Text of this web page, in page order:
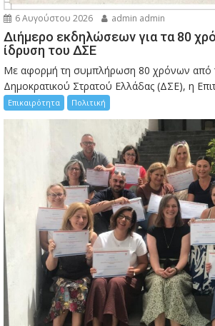
6 Αυγούστου 2026 admin admin
Διήμερο εκδηλώσεων για τα 80
ίδρυση του ΔΣΕ
Με αφορμή τη συμπλήρωση 80 χρόνων από
Δημοκρατικού Στρατού Ελλάδας (ΔΣΕ), η
Επικαιρότητα Πολιτική